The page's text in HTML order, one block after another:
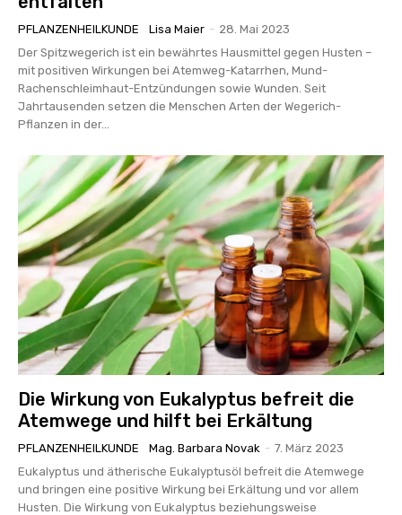
PFLANZENHEILKUNDE Lisa Maier - 28. Mai 2023
Der Spitzwegerich ist ein bewährtes Hausmittel gegen Husten –
mit positiven Wirkungen bei Atemweg-Katarrhen, Mund-
Rachenschleimhaut-Entzündungen sowie Wunden. Seit
Jahrtausenden setzen die Menschen Arten der Wegerich-
Pflanzen in der...
Die Wirkung von Eukalyptus befreit die
Atemwege und hilft bei Erkältung
PFLANZENHEILKUNDE Mag. Barbara Novak - 7. März 2023
Eukalyptus und ätherische Eukalyptusöl befreit die Atemwege
und bringen eine positive Wirkung bei Erkältung und vor allem
Husten. Die Wirkung von Eukalyptus beziehungsweise